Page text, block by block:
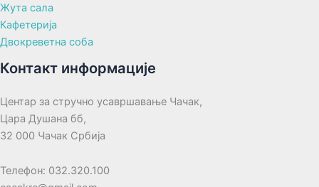
Жута сала
Кафетерија
Двокреветна соба
Контакт информације
Центар за стручно усавршавање Чачак,
Цара Душана бб,
32 000 Чачак Србија
Телефон: 032.320.100